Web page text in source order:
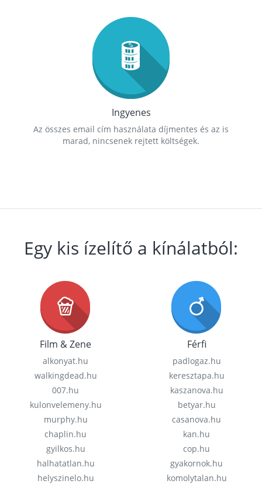
Ingyenes
Az összes email cím használata díjmentes és az is
marad, nincsenek rejtett költségek.
Egy kis ízelítő a kínálatból:
Film & Zene
alkonyat.hu
walkingdead.hu
007.hu
kulonvelemeny.hu
murphy.hu
chaplin.hu
gyilkos.hu
halhatatlan.hu
helyszinelo.hu
Férfi
padlogaz.hu
keresztapa.hu
kaszanova.hu
betyar.hu
casanova.hu
kan.hu
cop.hu
gyakornok.hu
komolytalan.hu